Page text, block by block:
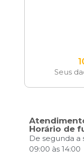
Seus
Horário de
De segunda a
09:00 às 14:00